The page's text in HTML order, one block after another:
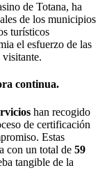
de Totana, ha
de los municipios
turísticos
el esfuerzo de las
visitante.
continua.
han recogido
de certificación
Estas
con un total de 59
tangible de la